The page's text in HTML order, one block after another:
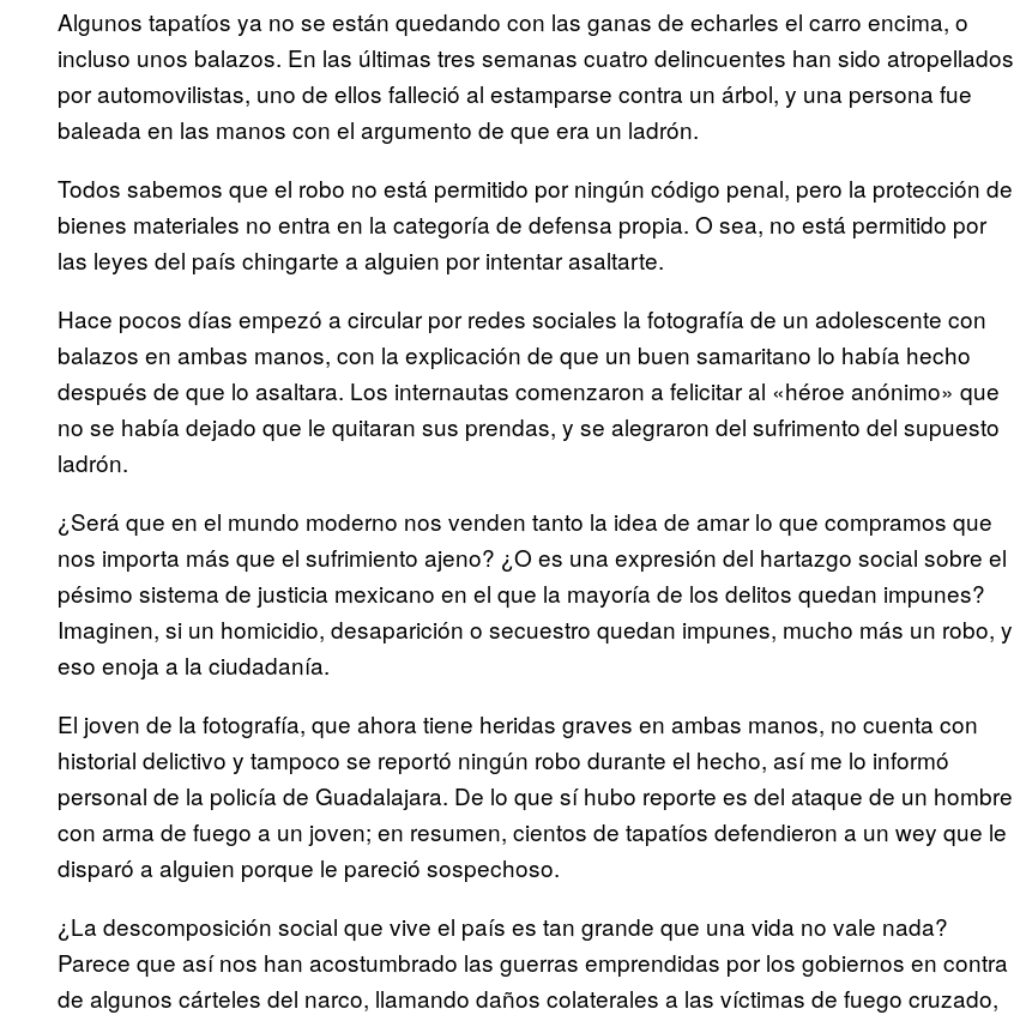
Algunos tapatíos ya no se están quedando con las ganas de echarles el carro encima, o
incluso unos balazos. En las últimas tres semanas cuatro delincuentes han sido atropellados
por automovilistas, uno de ellos falleció al estamparse contra un árbol, y una persona fue
baleada en las manos con el argumento de que era un ladrón.
Todos sabemos que el robo no está permitido por ningún código penal, pero la protección de
bienes materiales no entra en la categoría de defensa propia. O sea, no está permitido por
las leyes del país chingarte a alguien por intentar asaltarte.
Hace pocos días empezó a circular por redes sociales la fotografía de un adolescente con
balazos en ambas manos, con la explicación de que un buen samaritano lo había hecho
después de que lo asaltara. Los internautas comenzaron a felicitar al «héroe anónimo» que
no se había dejado que le quitaran sus prendas, y se alegraron del sufrimento del supuesto
ladrón.
¿Será que en el mundo moderno nos venden tanto la idea de amar lo que compramos que
nos importa más que el sufrimiento ajeno? ¿O es una expresión del hartazgo social sobre el
pésimo sistema de justicia mexicano en el que la mayoría de los delitos quedan impunes?
Imaginen, si un homicidio, desaparición o secuestro quedan impunes, mucho más un robo, y
eso enoja a la ciudadanía.
El joven de la fotografía, que ahora tiene heridas graves en ambas manos, no cuenta con
historial delictivo y tampoco se reportó ningún robo durante el hecho, así me lo informó
personal de la policía de Guadalajara. De lo que sí hubo reporte es del ataque de un hombre
con arma de fuego a un joven; en resumen, cientos de tapatíos defendieron a un wey que le
disparó a alguien porque le pareció sospechoso.
¿La descomposición social que vive el país es tan grande que una vida no vale nada?
Parece que así nos han acostumbrado las guerras emprendidas por los gobiernos en contra
de algunos cárteles del narco, llamando daños colaterales a las víctimas de fuego cruzado,